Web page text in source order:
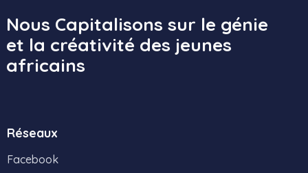
Nous Capitalisons sur le génie
et la créativité des jeunes
africains
Réseaux
Facebook